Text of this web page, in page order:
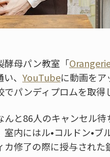
母パン教室「
、 YouTubeに動画をア
パンディプロムを取得
と86人のキャンセル
内にはル•コルドン•ブ
修了の際に授与された